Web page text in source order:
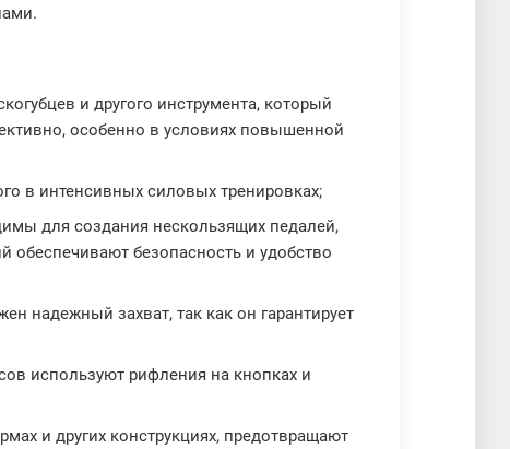
и другого инструмента, который
особенно в условиях повышенной
в интенсивных силовых тренировках;
для создания нескользящих педалей,
обеспечивают безопасность и удобство
надежный захват, так как он гарантирует
используют рифления на кнопках и
и других конструкциях, предотвращают